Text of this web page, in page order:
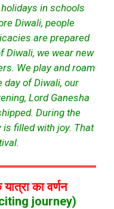
in schools
Diwali, people
are prepared
Diwali, we wear new
We play and roam
day of Diwali, our
Lord Ganesha
During the
filled with joy. That
का वर्णन
journey)